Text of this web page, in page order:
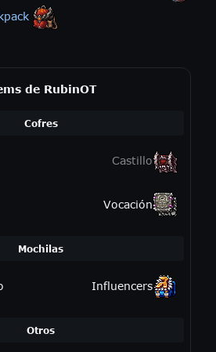
de RubinOT
Cofres
Castillo
Vocación
Mochilas
Influencers
Otros